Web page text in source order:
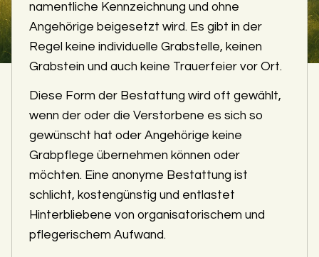
namentliche Kennzeichnung und ohne
Angehörige beigesetzt wird. Es gibt in der
Regel keine individuelle Grabstelle, keinen
Grabstein und auch keine Trauerfeier vor Ort.
Diese Form der Bestattung wird oft gewählt,
wenn der oder die Verstorbene es sich so
gewünscht hat oder Angehörige keine
Grabpflege übernehmen können oder
möchten. Eine anonyme Bestattung ist
schlicht, kostengünstig und entlastet
Hinterbliebene von organisatorischem und
pflegerischem Aufwand.